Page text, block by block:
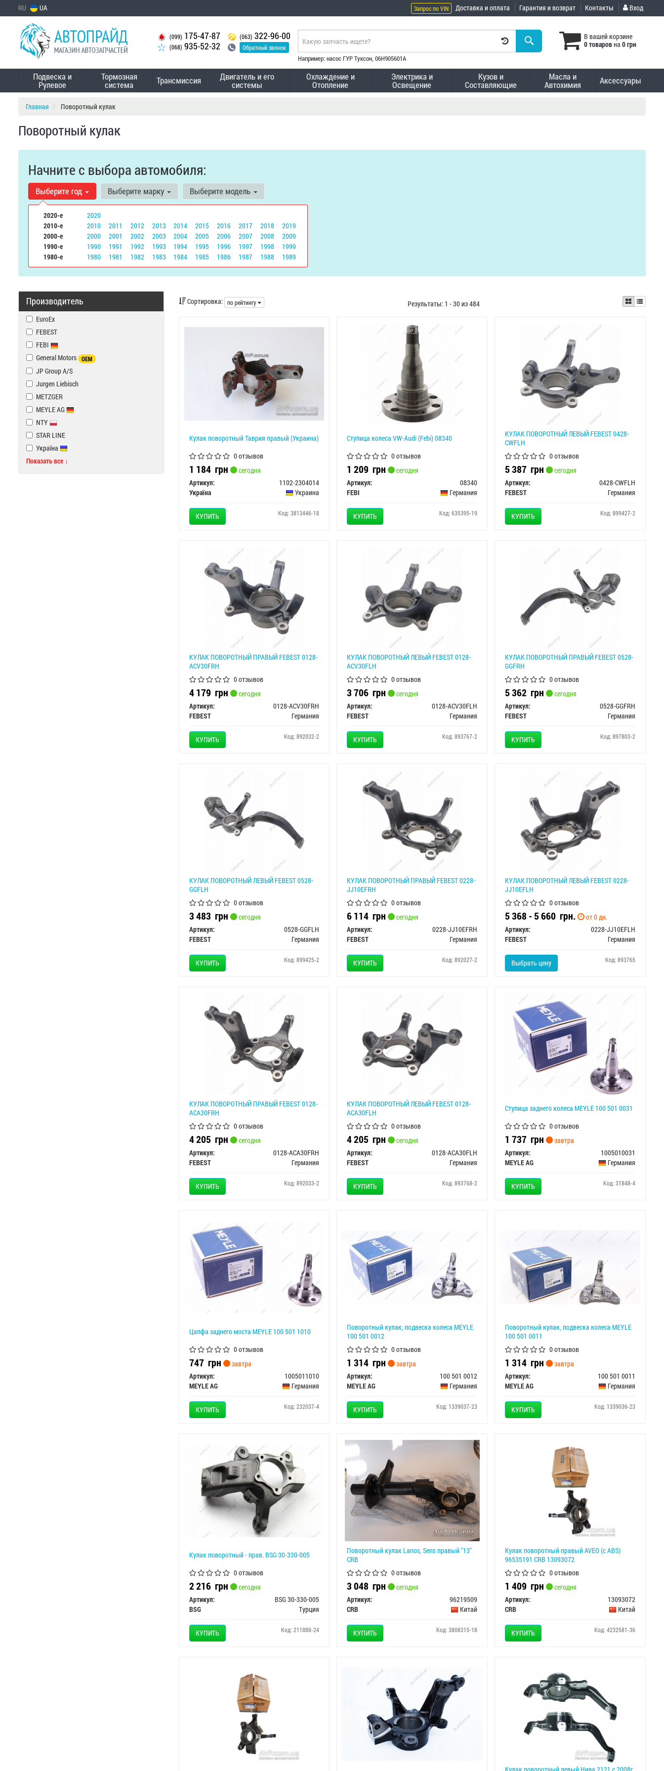
RU UA Запрос по VIN Доставка и оплата Гарантия и возврат Контакты Вход
(099) 175-47-87
(068) 935-52-32
(063) 322-96-00
Обратный звонок
В вашей корзине
0 товаровна 0 грн
Например: насос ГУР Туксон, 06H905601A
Подвеска и
Рулевое
Тормозная
система Трансмиссия Двигатель и его
системы
Охлаждение и
Отопление
Электрика и
Освещение
Кузов и
Составляющие
Масла и
Автохимия Аксессуары
Главная Поворотный кулак
Поворотный кулак
Начните с выбора автомобиля:
Выберите год
2020-е
2020
2010-е
2010 2011 2012 2013 2014 2015 2016 2017 2018
2019
2000-е
2000 2001 2002 2003 2004 2005 2006 2007 2008
2009
1990-е
1990 1991 1992 1993 1994 1995 1996 1997 1998
1999
1980-е
1980 1981 1982 1983 1984 1985 1986 1987 1988 1989
Выберите марку Выберите модель
Производитель
EuroEx
FEBEST
FEBI
General Motors
OEM
JP Group A/S
Jurgen Liebisch
METZGER
MEYLE AG
NTY
STAR LINE
Україна
Показать все ↓
Сортировка: по рейтингу Результаты: 1 - 30 из 484
Кулак поворотный Таврия правый (Украина)
0 отзывов
1 184 грн
сегодня
Артикул:
1102-2304014
Україна
Украина
КУПИТЬ Код: 3813446-18
Ступица колеса VW-Audi (Febi) 08340
0 отзывов
1 209грн
сегодня
Артикул:
08340
FEBI
Германия
КУПИТЬ Код: 635395-19
КУЛАК ПОВОРОТНЫЙ ЛЕВЫЙ FEBEST 0428-
CWFLH
0 отзывов
5 387грн
сегодня
Артикул:
0428-CWFLH
FEBEST
Германия
КУПИТЬ Код: 899427-2
КУЛАК ПОВОРОТНЫЙ ПРАВЫЙ FEBEST 0128-
ACV30FRH
0 отзывов
4 179 грн
сегодня
Артикул:
0128-ACV30FRH
FEBEST
Германия
КУПИТЬ Код: 892032-2
КУЛАК ПОВОРОТНЫЙ ЛЕВЫЙ FEBEST 0128-
ACV30FLH
0 отзывов
3 706грн
сегодня
Артикул:
0128-ACV30FLH
FEBEST
Германия
КУПИТЬ Код: 893767-2
КУЛАК ПОВОРОТНЫЙ ПРАВЫЙ FEBEST 0528-
GGFRH
0 отзывов
5 362грн
сегодня
Артикул:
0528-GGFRH
FEBEST
Германия
КУПИТЬ Код: 897803-2
КУЛАК ПОВОРОТНЫЙ ЛЕВЫЙ FEBEST 0528-
GGFLH
0 отзывов
3 483 грн
сегодня
Артикул:
0528-GGFLH
FEBEST
Германия
КУПИТЬ Код: 899425-2
КУЛАК ПОВОРОТНЫЙ ПРАВЫЙ FEBEST 0228-
JJ10EFRH
0 отзывов
6 114грн
сегодня
Артикул:
0228-JJ10EFRH
FEBEST
Германия
КУПИТЬ Код: 892027-2
КУЛАК ПОВОРОТНЫЙ ЛЕВЫЙ FEBEST 0228-
JJ10EFLH
0 отзывов
5 368 - 5 660грн.
от 0 дн.
Артикул:
0228-JJ10EFLH
FEBEST
Германия
Выбрать цену Код: 893765
КУЛАК ПОВОРОТНЫЙ ПРАВЫЙ FEBEST 0128-
ACA30FRH
0 отзывов
4 205 грн
сегодня
Артикул:
0128-ACA30FRH
FEBEST
Германия
КУПИТЬ Код: 892033-2
КУЛАК ПОВОРОТНЫЙ ЛЕВЫЙ FEBEST 0128-
ACA30FLH
0 отзывов
4 205грн
сегодня
Артикул:
0128-ACA30FLH
FEBEST
Германия
КУПИТЬ Код: 893768-2
Ступица заднего колеса MEYLE 100 501 0031
0 отзывов
1 737грн
завтра
Артикул:
1005010031
MEYLE AG
Германия
КУПИТЬ Код: 31848-4
Цапфа заднего моста MEYLE 100 501 1010
0 отзывов
747 грн
завтра
Артикул:
1005011010
MEYLE AG
Германия
КУПИТЬ Код: 232037-4
Поворотный кулак, подвеска колеса MEYLE
100 501 0012
0 отзывов
1 314грн
завтра
Артикул:
100 501 0012
MEYLE AG
Германия
КУПИТЬ Код: 1339037-23
Поворотный кулак, подвеска колеса MEYLE
100 501 0011
0 отзывов
1 314грн
завтра
Артикул:
100 501 0011
MEYLE AG
Германия
КУПИТЬ Код: 1339036-23
Кулак поворотный - прав. BSG 30-330-005
0 отзывов
2 216 грн
сегодня
Артикул:
BSG 30-330-005
BSG
Турция
КУПИТЬ Код: 211888-24
Поворотный кулак Lanos, Sens правый "13"
CRB
0 отзывов
3 048грн
сегодня
Артикул:
96219509
CRB
Китай
КУПИТЬ Код: 3808315-18
Кулак поворотный правый AVEO (с ABS)
96535191 CRB 13093072
0 отзывов
1 409грн
сегодня
Артикул:
13093072
CRB
Китай
КУПИТЬ Код: 4232581-36